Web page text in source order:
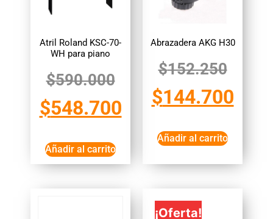
Atril Roland KSC-70-
WH para piano
$590.000
$548.700
Añadir al carrito
Abrazadera AKG H30
$152.250
$144.700
Añadir al carrito
¡Oferta!